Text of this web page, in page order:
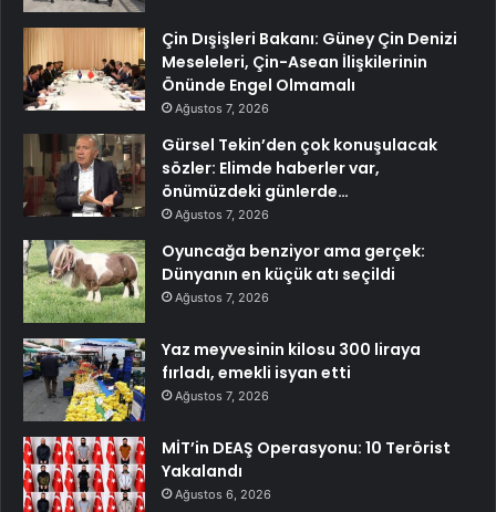
Çin Dışişleri Bakanı: Güney Çin Denizi
Meseleleri, Çin-Asean İlişkilerinin
Önünde Engel Olmamalı
Ağustos 7, 2026
Gürsel Tekin’den çok konuşulacak
sözler: Elimde haberler var,
önümüzdeki günlerde…
Ağustos 7, 2026
Oyuncağa benziyor ama gerçek:
Dünyanın en küçük atı seçildi
Ağustos 7, 2026
Yaz meyvesinin kilosu 300 liraya
fırladı, emekli isyan etti
Ağustos 7, 2026
MİT’in DEAŞ Operasyonu: 10 Terörist
Yakalandı
Ağustos 6, 2026